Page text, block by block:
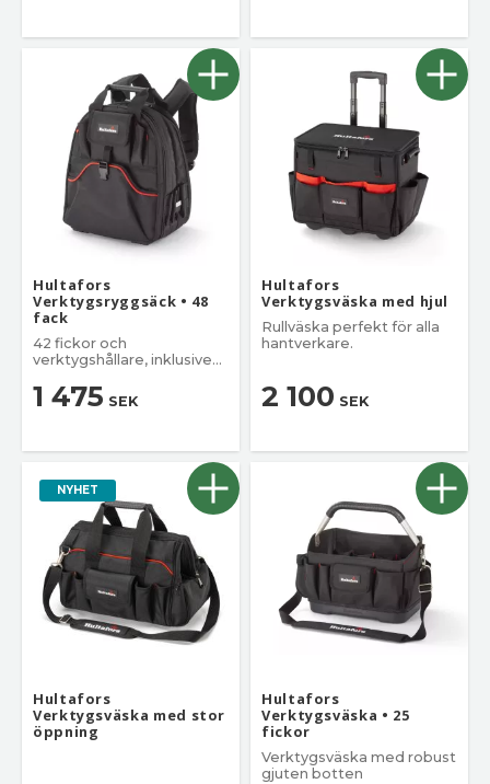
Hultafors
Verktygsryggsäck • 48
fack
42 fickor och
verktygshållare, inklusive
laptops/surfplattor
1 475 SEK
Hultafors
Verktygsväska med hjul
Rullväska perfekt för alla
hantverkare.
2 100 SEK
Hultafors
Verktygsväska med stor
öppning
NYHET
Hultafors
Verktygsväska • 25
fickor
Verktygsväska med robust
gjuten botten